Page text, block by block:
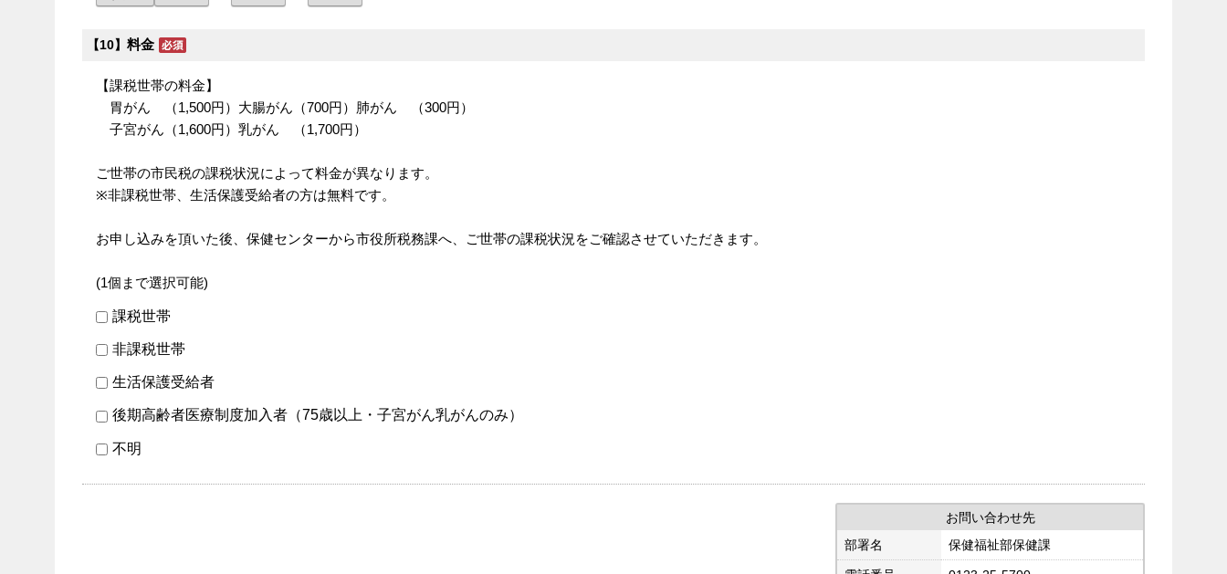
【10】 料金
【課税世帯の料金】
胃がん （1,500円）大腸がん（700円）肺がん （300円）
子宮がん（1,600円）乳がん （1,700円）
ご世帯の市民税の課税状況によって料金が異なります。
※非課税世帯、生活保護受給者の方は無料です。
お申し込みを頂いた後、保健センターから市役所税務課へ、ご世帯の課税状況をご確認させていただきます。
(1個まで選択可能)
課税世帯
非課税世帯
生活保護受給者
後期高齢者医療制度加入者（75歳以上・子宮がん乳がんのみ）
不明
お問い合わせ先
部署名
保健福祉部保健課